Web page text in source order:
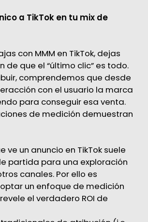
a TikTok en tu mix de
con MMM en TikTok, dejas
de que el “último clic” es todo.
comprendemos que desde
con el usuario la marca
para conseguir esa venta.
de medición demuestran
ve un anuncio en TikTok suele
partida para una exploración
canales. Por ello es
un enfoque de medición
el verdadero ROI de